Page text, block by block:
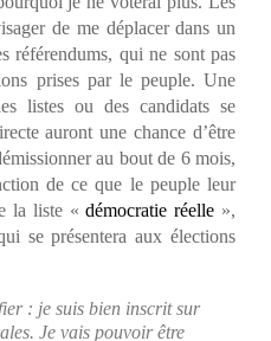
de me déplacer dans un
référendums, qui ne sont pas
prises par le peuple. Une
listes ou des candidats se
auront une chance d’être
au bout de 6 mois,
de ce que le peuple leur
la liste «démocratie réelle »,
se présentera aux élections
: je suis bien inscrit sur
Je vais pouvoir être